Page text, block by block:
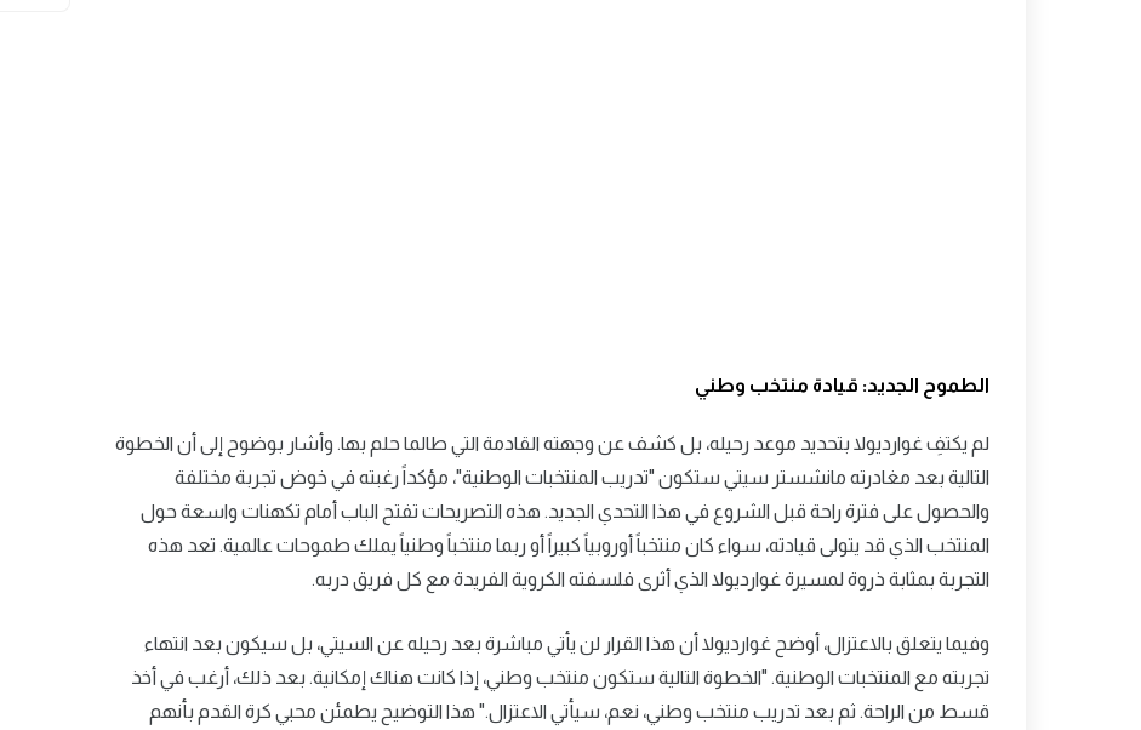
الطموح الجديد: قيادة منتخب وطني
لم يكتفِ غوارديولا بتحديد موعد رحيله، بل كشف عن وجهته القادمة التي طالما حلم بها. وأشار بوضوح إلى أن الخطوة
التالية بعد مغادرته مانشستر سيتي ستكون "تدريب المنتخبات الوطنية"، مؤكداً رغبته في خوض تجربة مختلفة
والحصول على فترة راحة قبل الشروع في هذا التحدي الجديد. هذه التصريحات تفتح الباب أمام تكهنات واسعة حول
المنتخب الذي قد يتولى قيادته، سواء كان منتخباً أوروبياً كبيراً أو ربما منتخباً وطنياً يملك طموحات عالمية. تعد هذه
التجربة بمثابة ذروة لمسيرة غوارديولا الذي أثرى فلسفته الكروية الفريدة مع كل فريق دربه.
وفيما يتعلق بالاعتزال، أوضح غوارديولا أن هذا القرار لن يأتي مباشرة بعد رحيله عن السيتي، بل سيكون بعد انتهاء
تجربته مع المنتخبات الوطنية. "الخطوة التالية ستكون منتخب وطني، إذا كانت هناك إمكانية. بعد ذلك، أرغب في أخذ
قسط من الراحة. ثم بعد تدريب منتخب وطني، نعم، سيأتي الاعتزال." هذا التوضيح يطمئن محبي كرة القدم بأنهم